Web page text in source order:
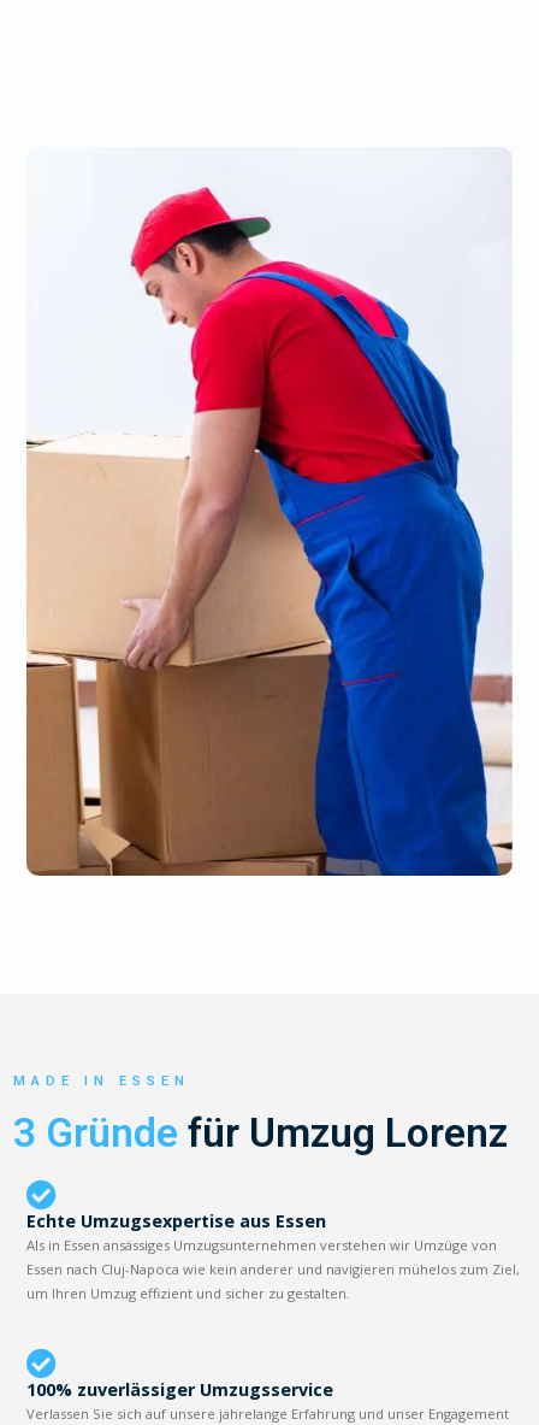
MADE IN ESSEN
3 Gründe für Umzug Lorenz
Echte Umzugsexpertise aus Essen
Als in Essen ansässiges Umzugsunternehmen verstehen wir Umzüge von
Essen nach Cluj-Napoca wie kein anderer und navigieren mühelos zum Ziel,
um Ihren Umzug effizient und sicher zu gestalten.
100% zuverlässiger Umzugsservice
Verlassen Sie sich auf unsere jahrelange Erfahrung und unser Engagement